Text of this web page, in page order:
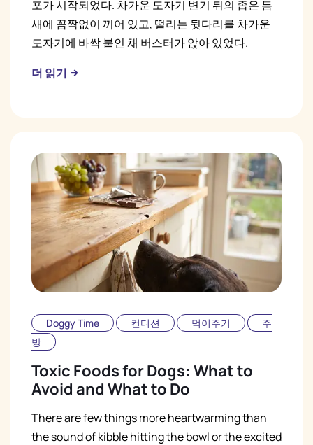
포가 시작되었다. 차가운 도자기 변기 뒤의 좁은 틈
새에 꼼짝없이 끼어 있고, 떨리는 뒷다리를 차가운
도자기에 바싹 붙인 채 버스터가 앉아 있었다.
더 읽기
Doggy Time 컨디션 먹이주기
주
방
Toxic Foods for Dogs: What to
Avoid and What to Do
There are few things more heartwarming than
the sound of kibble hitting the bowl or the excited